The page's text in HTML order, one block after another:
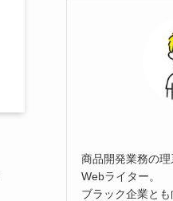
商品開発業務の理
Webライター。
ブラック企業と